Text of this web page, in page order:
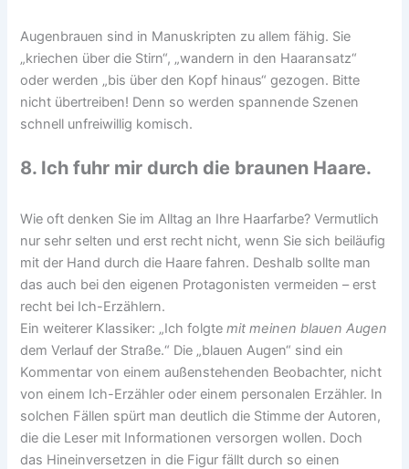
Augenbrauen sind in Manuskripten zu allem fähig. Sie
„kriechen über die Stirn“, „wandern in den Haaransatz“
oder werden „bis über den Kopf hinaus“ gezogen. Bitte
nicht übertreiben! Denn so werden spannende Szenen
schnell unfreiwillig komisch.
8. Ich fuhr mir durch die braunen Haare.
Wie oft denken Sie im Alltag an Ihre Haarfarbe? Vermutlich
nur sehr selten und erst recht nicht, wenn Sie sich beiläufig
mit der Hand durch die Haare fahren. Deshalb sollte man
das auch bei den eigenen Protagonisten vermeiden – erst
recht bei Ich-Erzählern.
Ein weiterer Klassiker: „Ich folgtemit meinen blauen Augen
dem Verlauf der Straße.“ Die „blauen Augen“ sind ein
Kommentar von einem außenstehenden Beobachter, nicht
von einem Ich-Erzähler oder einem personalen Erzähler. In
solchen Fällen spürt man deutlich die Stimme der Autoren,
die die Leser mit Informationen versorgen wollen. Doch
das Hineinversetzen in die Figur fällt durch so einen